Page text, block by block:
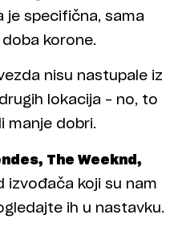
je specifična, sama
korone.
nisu nastupale iz
lokacija – no, to
manje dobri.
The Weeknd,
izvođača koji su nam
ih u nastavku.